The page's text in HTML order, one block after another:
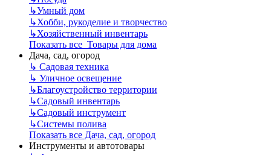
↳Умный дом
↳Хобби, рукоделие и творчество
↳Хозяйственный инвентарь
Показать все Товары для дома
Дача, сад, огород
↳ Садовая техника
↳ Уличное освещение
↳Благоустройство территории
↳Садовый инвентарь
↳Садовый инструмент
↳Системы полива
Показать все Дача, сад, огород
Инструменты и автотовары